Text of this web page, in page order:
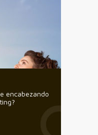
encabezando